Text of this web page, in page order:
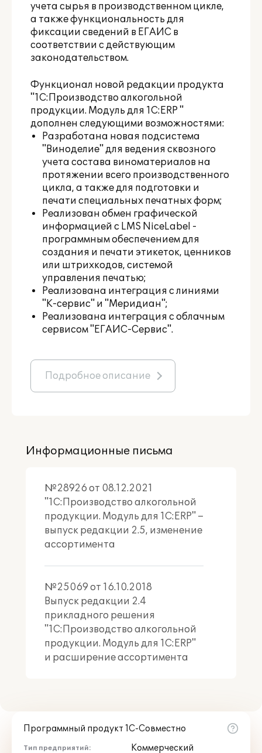
учета сырья в производственном цикле,
а также функциональность для
фиксации сведений в ЕГАИС в
соответствии с действующим
законодательством.
Функционал новой редакции продукта
"1С:Производство алкогольной
продукции. Модуль для 1С:ERP "
дополнен следующими возможностями:
Разработана новая подсистема
"Виноделие" для ведения сквозного
учета состава виноматериалов на
протяжении всего производственного
цикла, а также для подготовки и
печати специальных печатных форм;
Реализован обмен графической
информацией с LMS NiceLabel -
программным обеспечением для
создания и печати этикеток, ценников
или штрихкодов, системой
управления печатью;
Реализована интеграция с линиями
"К-сервис" и "Меридиан";
Реализована интеграция с облачным
сервисом "ЕГАИС-Сервис".
Подробное описание
Информационные письма
№28926 от 08.12.2021
"1С:Производство алкогольной
продукции. Модуль для 1С:ERP" –
выпуск редакции 2.5, изменение
ассортимента
№25069 от 16.10.2018
Выпуск редакции 2.4
прикладного решения
"1С:Производство алкогольной
продукции. Модуль для 1С:ERP"
и расширение ассортимента
Программный продукт 1С-Совместно
Тип предприятий: Коммерческий